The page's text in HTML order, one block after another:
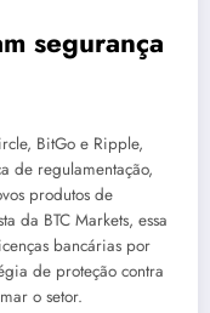
segurança
BitGo e Ripple,
de regulamentação,
produtos de
da BTC Markets, essa
bancárias por
de proteção contra
o setor.